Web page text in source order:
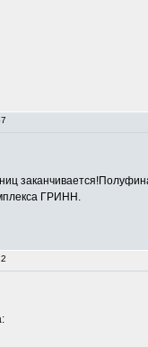
ГРИНН.